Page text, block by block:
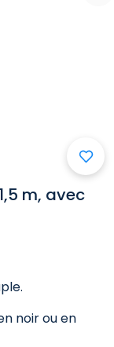
m, avec
noir ou en